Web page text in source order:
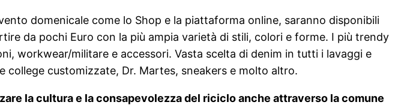
domenicale come lo Shop e la piattaforma online, saranno disponibili
da pochi Euro con la più ampia varietà di stili, colori e forme. I più trendy
workwear/militare e accessori. Vasta scelta di denim in tutti i lavaggi e
customizzate, Dr. Martes, sneakers e molto altro.
la cultura e la consapevolezza del riciclo anche attraverso la comune